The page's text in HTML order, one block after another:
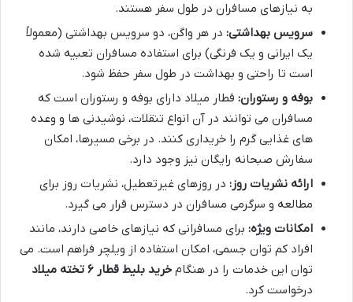
به نیازهای مسافران در طول سفر هستند.
سرویس بهداشتی: در هر واگن، دو سرویس بهداشتی (معمولاً
یک ایرانی و یک فرنگی) برای استفاده مسافران تعبیه شده
است تا راحتی و بهداشت در طول سفر حفظ شود.
بوفه و رستوران: قطار میلاد دارای بوفه و رستوران است که
مسافران می توانند در آن انواع تنقلات، نوشیدنی ها و وعده
های غذایی گرم را خریداری کنند. در برخی مسیرها، امکان
سفارش صبحانه رایگان نیز وجود دارد.
ارائه نشریات روز: در روزهای غیرتعطیل، نشریات روز برای
مطالعه و سرگرمی مسافران در دسترس قرار می گیرد.
امکانات ویژه: برای مسافرانی که نیازهای خاصی دارند، مانند
افراد کم توان جسمی، امکان استفاده از ویلچر فراهم است. می
توان این خدمات را در هنگام خرید بلیط قطار ۶ تخته میلاد
درخواست کرد.